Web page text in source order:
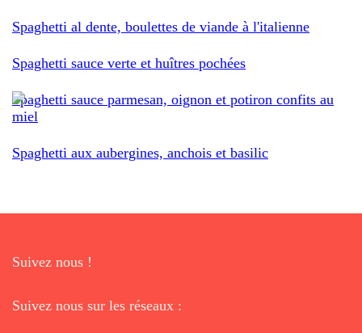
Spaghetti al dente, boulettes de viande à l'italienne
Spaghetti sauce verte et huîtres pochées
Spaghetti sauce parmesan, oignon et potiron confits au
miel
Spaghetti aux aubergines, anchois et basilic
Suivez nous !
Suivez nous sur les réseaux :